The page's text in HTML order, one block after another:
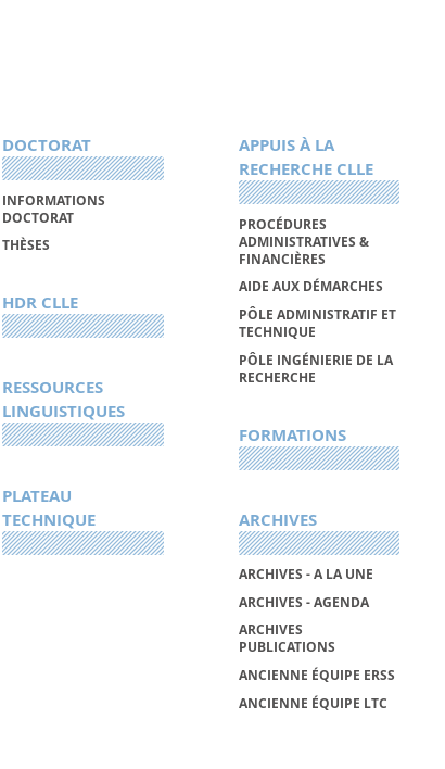
DOCTORAT
INFORMATIONS
DOCTORAT
THÈSES
HDR CLLE
RESSOURCES
LINGUISTIQUES
PLATEAU
TECHNIQUE
APPUIS À LA
RECHERCHE CLLE
PROCÉDURES
ADMINISTRATIVES &
FINANCIÈRES
AIDE AUX DÉMARCHES
PÔLE ADMINISTRATIF ET
TECHNIQUE
PÔLE INGÉNIERIE DE LA
RECHERCHE
FORMATIONS
ARCHIVES
ARCHIVES - A LA UNE
ARCHIVES - AGENDA
ARCHIVES
PUBLICATIONS
ANCIENNE ÉQUIPE ERSS
ANCIENNE ÉQUIPE LTC